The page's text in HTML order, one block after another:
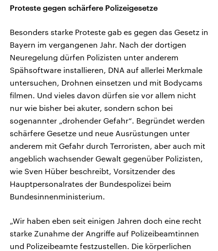
Proteste gegen schärfere Polizeigesetze
Besonders starke Proteste gab es gegen das Gesetz in
Bayern im vergangenen Jahr. Nach der dortigen
Neuregelung dürfen Polizisten unter anderem
Spähsoftware installieren, DNA auf allerlei Merkmale
untersuchen, Drohnen einsetzen und mit Bodycams
filmen. Und vieles davon dürfen sie vor allem nicht
nur wie bisher bei akuter, sondern schon bei
sogenannter „drohender Gefahr“. Begründet werden
schärfere Gesetze und neue Ausrüstungen unter
anderem mit Gefahr durch Terroristen, aber auch mit
angeblich wachsender Gewalt gegenüber Polizisten,
wie Sven Hüber beschreibt, Vorsitzender des
Hauptpersonalrates der Bundespolizei beim
Bundesinnenministerium.
„Wir haben eben seit einigen Jahren doch eine recht
starke Zunahme der Angriffe auf Polizeibeamtinnen
und Polizeibeamte festzustellen. Die körperlichen